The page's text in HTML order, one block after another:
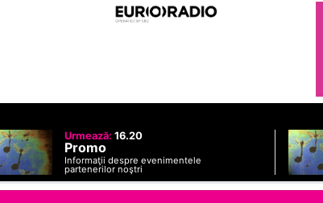
Urmează: 16.20
Promo
Informaţii despre evenimentele
partenerilor noştri